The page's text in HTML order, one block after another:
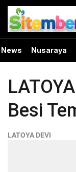
News Nusaraya
Besi
LATOYA DEVI